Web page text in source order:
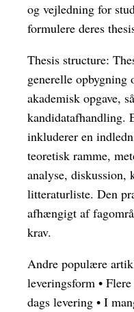
og vejledning for
formulere deres
Thesis structure:
generelle
akademisk opgave,
kandidatafhandling.
inkluderer en
teoretisk ramme,
analyse, diskussion,
litteraturliste. Den
afhængigt af
krav.
Andre populære
leveringsform •
dags levering • I